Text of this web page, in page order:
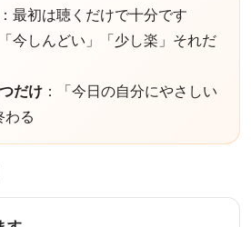
最初は聴くだけで十分です
今しんどい」「少し楽」それだ
だけ：「今日の自分にやさしい
わる